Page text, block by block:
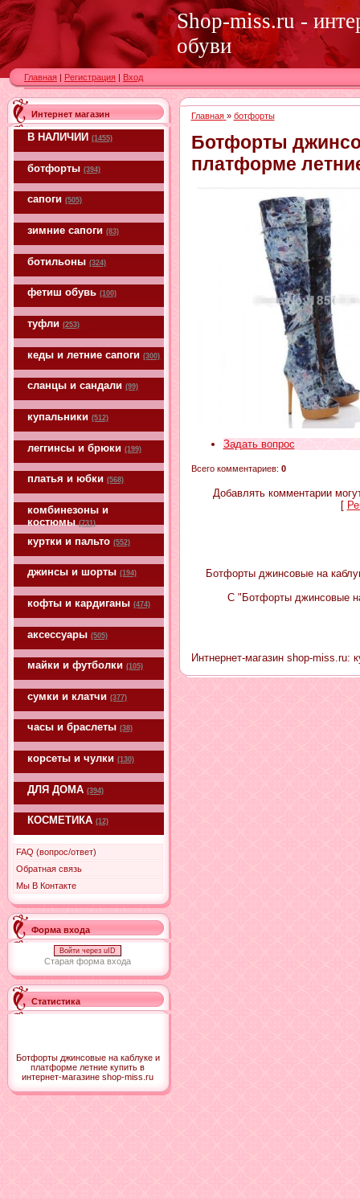
Shop-miss.ru -
обуви
Главная | Регистрация | Вход
Интернет магазин
В НАЛИЧИИ(1455)
ботфорты(394)
сапоги(505)
зимние сапоги(83)
ботильоны(324)
фетиш обувь(100)
туфли(253)
кеды и летние сапоги(300)
сланцы и сандали(99)
купальники(512)
леггинсы и брюки(199)
платья и юбки(568)
комбинезоны и
костюмы(731)
куртки и пальто(552)
джинсы и шорты(194)
кофты и кардиганы(474)
аксессуары(505)
майки и футболки(105)
сумки и клатчи(377)
часы и браслеты(38)
корсеты и чулки(130)
ДЛЯ ДОМА(394)
КОСМЕТИКА(12)
FAQ (вопрос/ответ)
Обратная связь
Мы В Контакте
Форма входа
Войти через uID
Старая форма входа
Статистика
Ботфорты джинсовые на каблуке и
платформе летние купить в
интернет-магазине shop-miss.ru
Главная » ботфорты
Ботфорты
платформе
Задать вопрос
Всего комментариев: 0
Добавлять комментарии
[
Ботфорты джинсовые на
С "Ботфорты джинсовые
Интнернет-магазин shop-miss.ru: